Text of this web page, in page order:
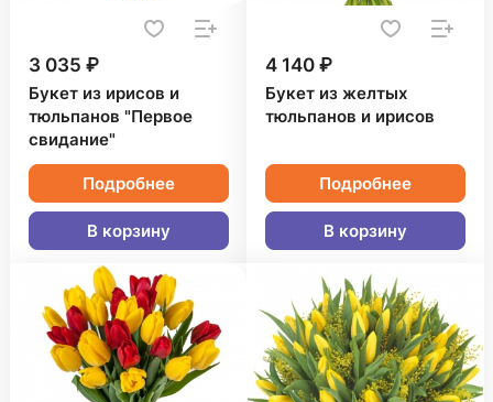
3 035 ₽
Букет из ирисов и
тюльпанов "Первое
свидание"
Подробнее
В корзину
4 140 ₽
Букет из желтых
тюльпанов и ирисов
Подробнее
В корзину